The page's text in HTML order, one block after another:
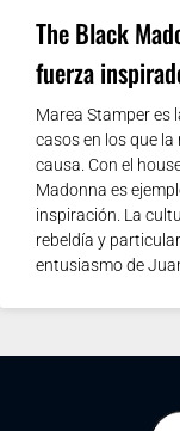
The Black
fuerza
Marea Stamper es
casos en los que
causa. Con el
Madonna es
inspiración. La
rebeldía y
entusiasmo de